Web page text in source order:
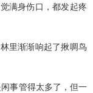
满身伤口，都发起疼
里渐渐响起了揪啁鸟
事管得太多了，但一